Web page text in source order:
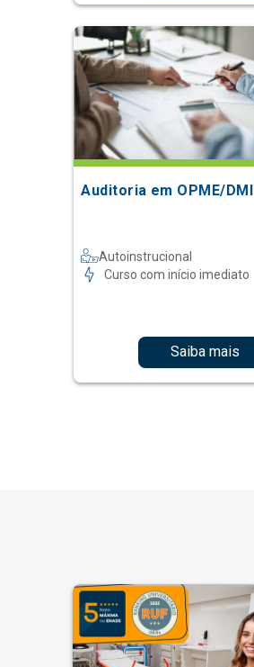
Auditoria em OPME/DMI
Autoinstrucional
Curso com início imediato
Saiba mais